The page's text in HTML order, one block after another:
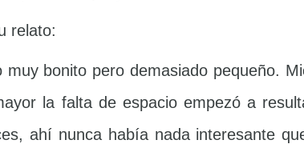
relato:
bonito pero demasiado pequeño.
la falta de espacio empezó a
ahí nunca había nada interesante